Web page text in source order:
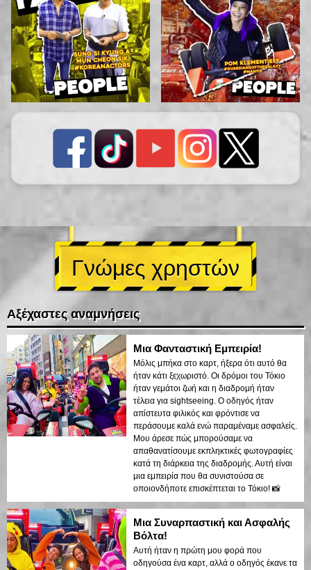
Γνώμες χρηστών
Αξέχαστες αναμνήσεις
Μια Φανταστική Εμπειρία!
Μόλις μπήκα στο καρτ, ήξερα ότι αυτό θα
ήταν κάτι ξεχωριστό. Οι δρόμοι του Τόκιο
ήταν γεμάτοι ζωή και η διαδρομή ήταν
τέλεια για sightseeing. Ο οδηγός ήταν
απίστευτα φιλικός και φρόντισε να
περάσουμε καλά ενώ παραμέναμε ασφαλείς.
Μου άρεσε πώς μπορούσαμε να
απαθανατίσουμε εκπληκτικές φωτογραφίες
κατά τη διάρκεια της διαδρομής. Αυτή είναι
μια εμπειρία που θα συνιστούσα σε
οποιονδήποτε επισκέπτεται το Τόκιο! 📸
Μια Συναρπαστική και Ασφαλής
Βόλτα!
Αυτή ήταν η πρώτη μου φορά που
οδηγούσα ένα καρτ, αλλά ο οδηγός έκανε τα